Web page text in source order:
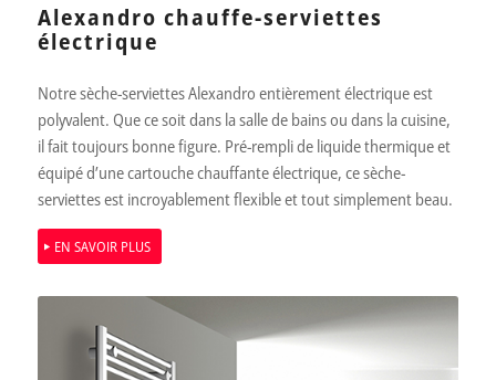
Alexandro chauffe-serviettes
électrique
Notre sèche-serviettes Alexandro entièrement électrique est
polyvalent. Que ce soit dans la salle de bains ou dans la cuisine,
il fait toujours bonne figure. Pré-rempli de liquide thermique et
équipé d’une cartouche chauffante électrique, ce sèche-
serviettes est incroyablement flexible et tout simplement beau.
EN SAVOIR PLUS